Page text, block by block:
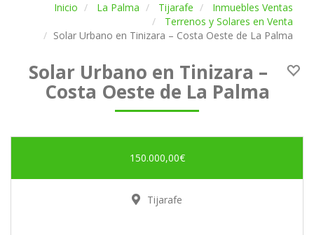
Inicio La Palma Tijarafe
Inmuebles Ventas
Terrenos y Solares en Venta
Solar Urbano en Tinizara – Costa Oeste de La Palma
Solar Urbano en Tinizara –
Costa Oeste de La Palma
150.000,00€
Tijarafe